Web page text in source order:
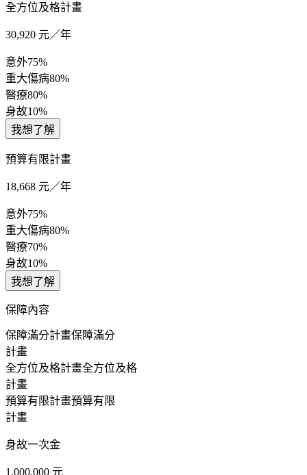
全方位及格計畫
30,920 元／年
意外75%
重大傷病80%
醫療80%
身故10%
我想了解
預算有限計畫
18,668 元／年
意外75%
重大傷病80%
醫療70%
身故10%
我想了解
保障內容
保障滿分計畫保障滿分
計畫
全方位及格計畫全方位及格
計畫
預算有限計畫預算有限
計畫
身故一次金
1,000,000 元